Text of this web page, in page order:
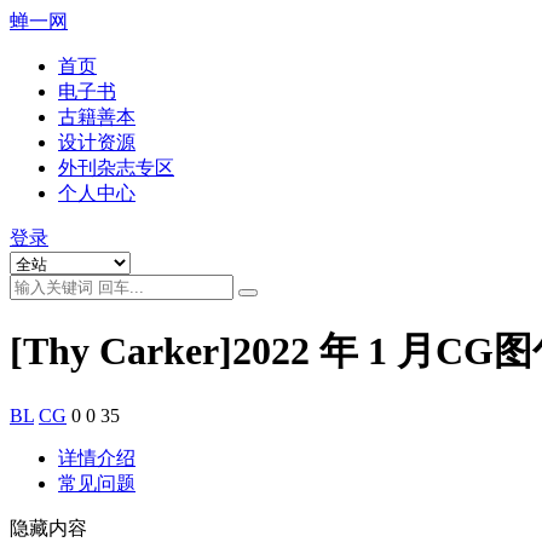
蝉一网
首页
电子书
古籍善本
设计资源
外刊杂志专区
个人中心
登录
[Thy Carker]2022 年 1 月CG图
BL CG 0 0 35
详情介绍
常见问题
隐藏内容